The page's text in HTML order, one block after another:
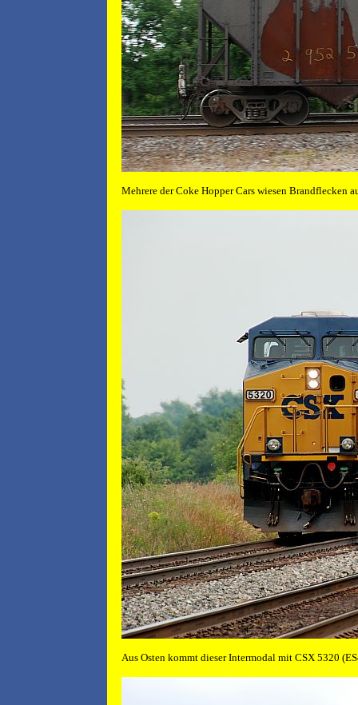
Mehrere der Coke Hopper Cars wiesen Brandflecken
Aus Osten kommt dieser Intermodal mit CSX 5320